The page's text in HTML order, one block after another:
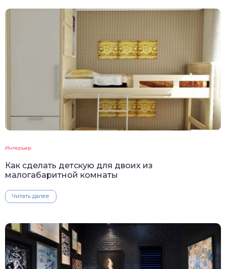
Интерьер
Как сделать детскую для двоих из
малогабаритной комнаты
Читать далее